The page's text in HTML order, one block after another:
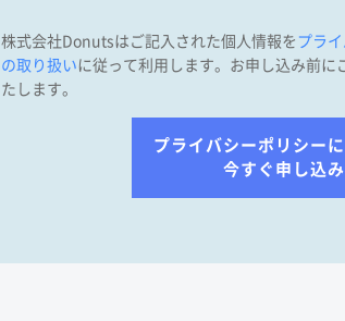
株式会社Donutsはご記入された個人情報を プラ
の取り扱いに従って利用します。お申し込み前に
たします。